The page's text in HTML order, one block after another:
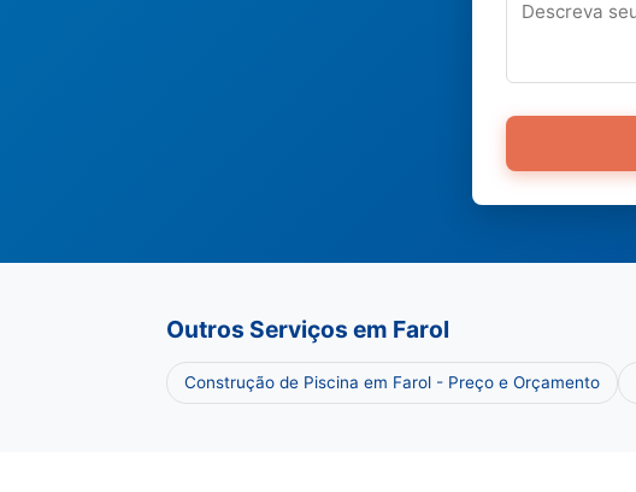
Outros Serviços em Farol
Construção de Piscina em Farol - Preço e Orçamento